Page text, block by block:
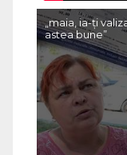
„maia, ia-ți
astea bune”